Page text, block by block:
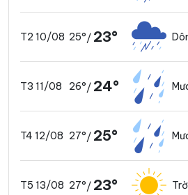
T2 10/08 25°/ 23°
T3 11/08 26°/ 24°
T4 12/08 27°/ 25°
T5 13/08 27°/ 23°